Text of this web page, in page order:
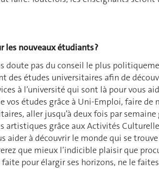
les nouveaux étudiants ?
doute pas du conseil le plus
des études universitaires afin de
à l’université qui sont là pour vous
vos études grâce à Uni-Emploi, faire
aller jusqu’à deux fois par
artistiques grâce aux Activités
aider à découvrir le monde qui se
que mieux l’indicible plaisir que
faite pour élargir ses horizons, ne le